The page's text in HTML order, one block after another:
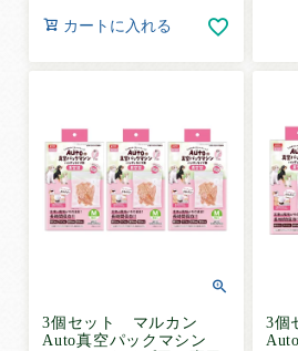
小さな子に使う
大きな子に使う
その他ペット用品
犬用品
無添加おやつ＆フード
カートに入れる
3個セット マルカン
Auto真空パックマシン
3個